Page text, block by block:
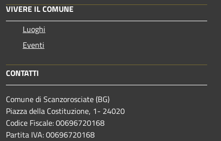
VIVERE IL COMUNE
Luoghi
Eventi
CONTATTI
Comune di Scanzorosciate (BG)
Piazza della Costituzione, 1- 24020
Codice Fiscale: 00696720168
Partita IVA: 00696720168